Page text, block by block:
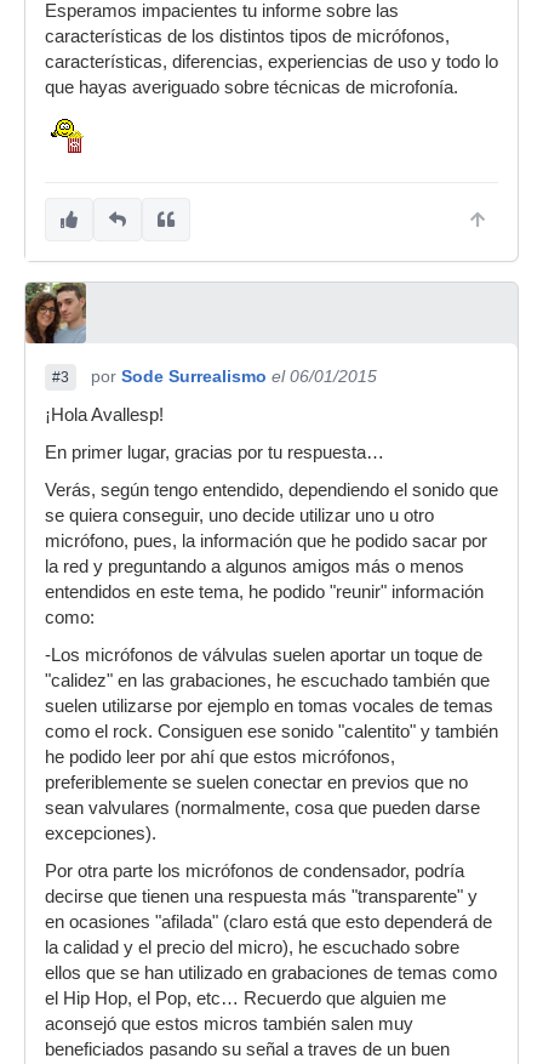
Esperamos impacientes tu informe sobre las
características de los distintos tipos de micrófonos,
características, diferencias, experiencias de uso y todo lo
que hayas averiguado sobre técnicas de microfonía.
#3 por Sode Surrealismo el 06/01/2015
¡Hola Avallesp!
En primer lugar, gracias por tu respuesta…
Verás, según tengo entendido, dependiendo el sonido que
se quiera conseguir, uno decide utilizar uno u otro
micrófono, pues, la información que he podido sacar por
la red y preguntando a algunos amigos más o menos
entendidos en este tema, he podido "reunir" información
como:
-Los micrófonos de válvulas suelen aportar un toque de
"calidez" en las grabaciones, he escuchado también que
suelen utilizarse por ejemplo en tomas vocales de temas
como el rock. Consiguen ese sonido "calentito" y también
he podido leer por ahí que estos micrófonos,
preferiblemente se suelen conectar en previos que no
sean valvulares (normalmente, cosa que pueden darse
excepciones).
Por otra parte los micrófonos de condensador, podría
decirse que tienen una respuesta más "transparente" y
en ocasiones "afilada" (claro está que esto dependerá de
la calidad y el precio del micro), he escuchado sobre
ellos que se han utilizado en grabaciones de temas como
el Hip Hop, el Pop, etc… Recuerdo que alguien me
aconsejó que estos micros también salen muy
beneficiados pasando su señal a traves de un buen